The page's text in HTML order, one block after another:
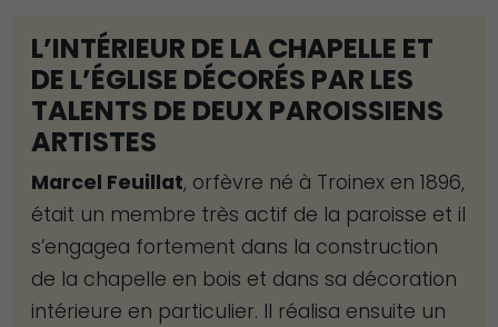
L’INTÉRIEUR DE LA CHAPELLE ET
DE L’ÉGLISE DÉCORÉS PAR LES
TALENTS DE DEUX PAROISSIENS
ARTISTES
Marcel Feuillat, orfèvre né à Troinex en 1896,
était un membre très actif de la paroisse et il
s’engagea fortement dans la construction
de la chapelle en bois et dans sa décoration
intérieure en particulier. Il réalisa ensuite un
sont pas
facultatifs. Ils
sont
nécessaires au
fonctionnement